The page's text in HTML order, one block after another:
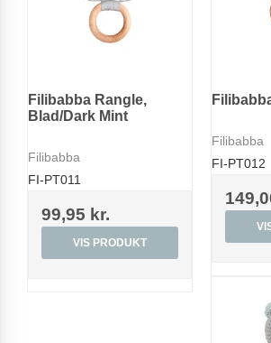
Filibabba Rangle,
Blad/Dark Mint
Filibabba
FI-PT011
99,95 kr.
VIS PRODUKT
Filibabba
FI-PT012